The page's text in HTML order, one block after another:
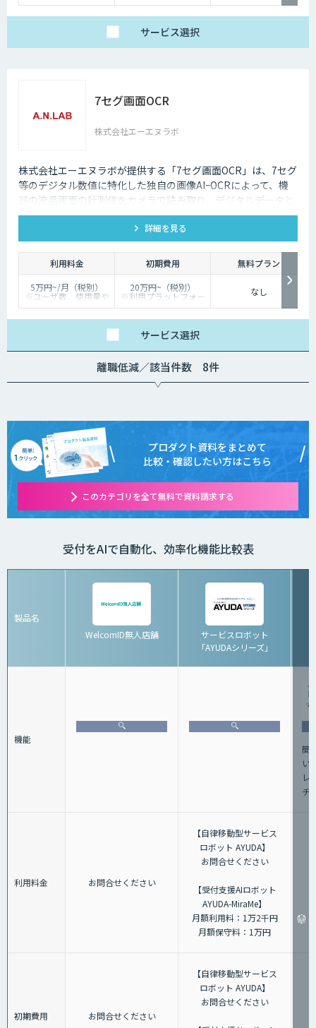
サービス選択
7セグ画面OCR
株式会社エーエヌラボ
株式会社エーエヌラボが提供する「7セグ画面OCR」は、7セグ
等のデジタル数値に特化した独自の画像AIｰOCRによって、機
器の液晶画面の計測値をカメラで読み取り、デジタルデータと
して記録するサービスです
詳細を見る
利用料金 初期費用
無料プラン
5万円~/月（税別）
※ユーザ数、使用量や
カスタマイズ要望に応
20万円~（税別）
※利用プラットフォー
ムや必要なチューニン
なし
サービス選択
離職低減／該当件数 8件
プロダクト資料をまとめて
比較・確認したい方はこちら
このカテゴリを全て無料で資料請求する
受付をAIで自動化、効率化機能比較表
製品名
WelcomID無人店舗
サービスロボット
「AYUDAシリーズ」
機能
簡
い
レ
チ
利用料金 お問合せください
【自律移動型サービス
ロボット AYUDA】
お問合せください
【受付支援AIロボット
AYUDA-MiraMe】
月額利用料：1万2千円
月額保守料：1万円
初期費用 お問合せください
【自律移動型サービス
ロボット AYUDA】
お問合せください